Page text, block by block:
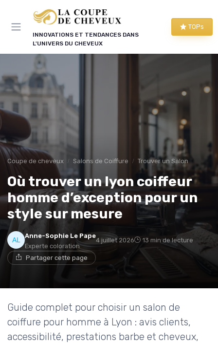
INNOVATIONS ET TENDANCES DANS
L'UNIVERS DU CHEVEUX
TOPs
Coupe de cheveux Salons de Coiffure Trouver un Salon
Où trouver un lyon coiffeur
homme d’exception pour un
style sur mesure
Anne-Sophie Le Pape
Experte coloration
4 juillet 2026 13 min de lecture
Partager cette page
Guide complet pour choisir un salon de
coiffure pour homme à Lyon : avis clients,
accessibilité, prestations barbe et cheveux,